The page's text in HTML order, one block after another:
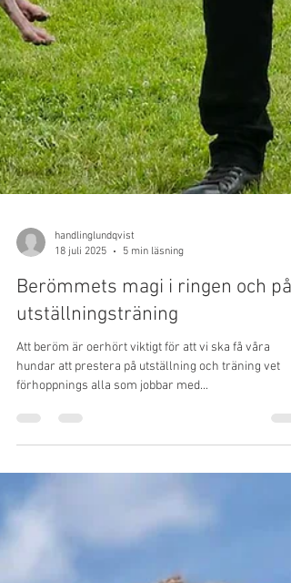
handlinglundqvist
18 juli 2025
5 min läsning
Berömmets magi i ringen och på
utställningsträning
hundar att prestera på utställning och träning vet
förhoppnings alla som jobbar med...